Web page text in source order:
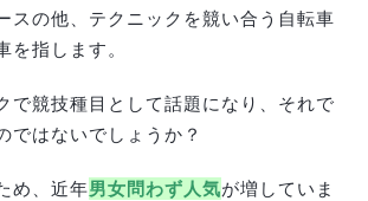
スの他、テクニックを競い合う自転車
を指します。
で競技種目として話題になり、それで
ではないでしょうか？
め、近年男女問わず人気が増していま